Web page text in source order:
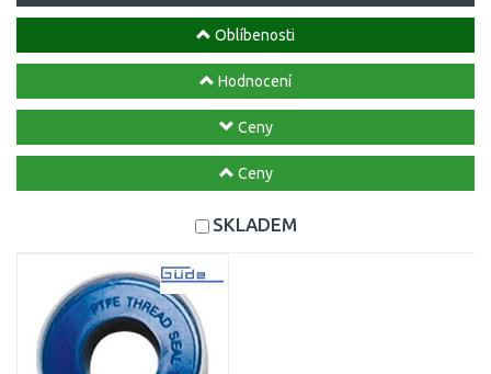
Oblíbenosti
Hodnocení
Ceny
Ceny
SKLADEM